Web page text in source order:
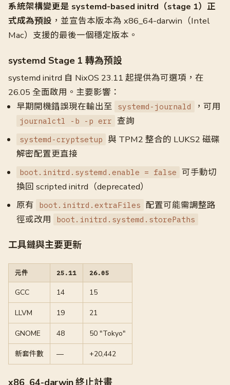
系統架構變更是 systemd-based initrd（stage 1）正
式成為預設 ，並宣告本版本為 x86_64-darwin（Intel
Mac）支援的最後一個穩定版本。
systemd Stage 1 轉為預設
systemd initrd 自 NixOS 23.11 起提供為可選項，在
26.05 全面啟用。主要影響：
早期開機錯誤現在輸出至
systemd-journald ，可用
journalctl -b -p err 查詢
systemd-cryptsetup
與 TPM2 整合的 LUKS2 磁碟
解密配置更直接
boot.initrd.systemd.enable = false 可手動切
換回 scripted initrd（deprecated）
原有
boot.initrd.extraFiles 配置可能需調整路
徑或改用
boot.initrd.systemd.storePaths
工具鏈與主要更新
元件 25.11 26.05
GCC 14 15
LLVM 19 21
GNOME 48 50 "Tokyo"
新套件數 — +20,442
x86_64-darwin 終止計畫